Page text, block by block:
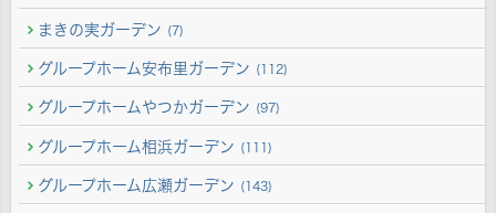
まきの実ガーデン (7)
グループホーム安布里ガーデン (112)
グループホームやつかガーデン (97)
グループホーム相浜ガーデン (111)
グループホーム広瀬ガーデン (143)